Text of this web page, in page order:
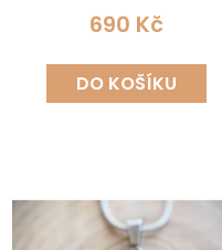
690 Kč
DO KOŠÍKU